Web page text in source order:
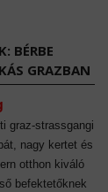
BÉRBE
GRAZBAN
graz-strassgangi
nagy kertet és
otthon kiváló
befektetőknek